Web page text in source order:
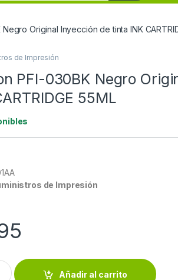
Original Inyección de tinta INK
de Impresión
PFI-030BK Negro
55ML
de Impresión
Negro Original Inyección de tinta
Añadir al carrito